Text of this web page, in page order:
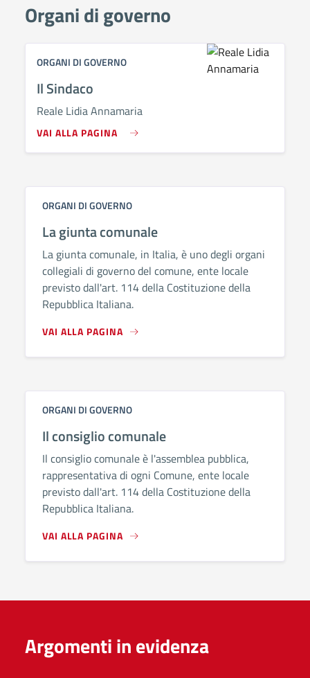
Organi di governo
ORGANI DI GOVERNO
Il Sindaco
Reale Lidia Annamaria
VAI ALLA PAGINA
ORGANI DI GOVERNO
La giunta comunale
La giunta comunale, in Italia, è uno degli organi
collegiali di governo del comune, ente locale
previsto dall'art. 114 della Costituzione della
Repubblica Italiana.
VAI ALLA PAGINA
ORGANI DI GOVERNO
Il consiglio comunale
Il consiglio comunale è l'assemblea pubblica,
rappresentativa di ogni Comune, ente locale
previsto dall'art. 114 della Costituzione della
Repubblica Italiana.
VAI ALLA PAGINA
Argomenti in evidenza